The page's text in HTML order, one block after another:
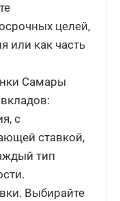
целей,
или как часть
Самары
с
ставкой,
тип
Выбирайте